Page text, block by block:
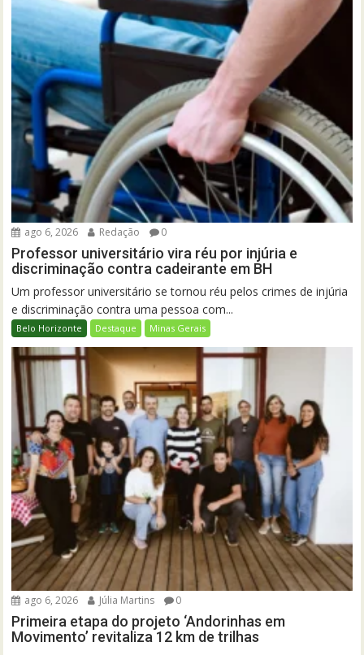
ago 6, 2026 Redação 0
Professor universitário vira réu por injúria e
discriminação contra cadeirante em BH
Um professor universitário se tornou réu pelos crimes de injúria
e discriminação contra uma pessoa com...
Belo Horizonte Destaque Minas Gerais
ago 6, 2026 Júlia Martins 0
Primeira etapa do projeto ‘Andorinhas em
Movimento’ revitaliza 12 km de trilhas